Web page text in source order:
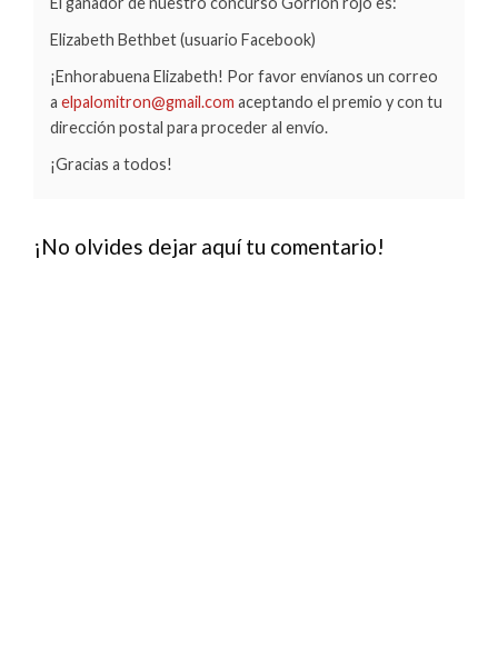
Elizabeth Bethbet (usuario Facebook)
¡Enhorabuena Elizabeth! Por favor envíanos un correo
a elpalomitron@gmail.com aceptando el premio y con tu
dirección postal para proceder al envío.
¡Gracias a todos!
¡No olvides dejar aquí tu comentario!